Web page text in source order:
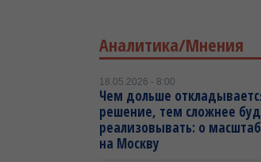
Аналитика/Мнения
18.05.2026 - 8:00
Чем дольше
решение, тем сложнее
реализовывать: о
на Москву